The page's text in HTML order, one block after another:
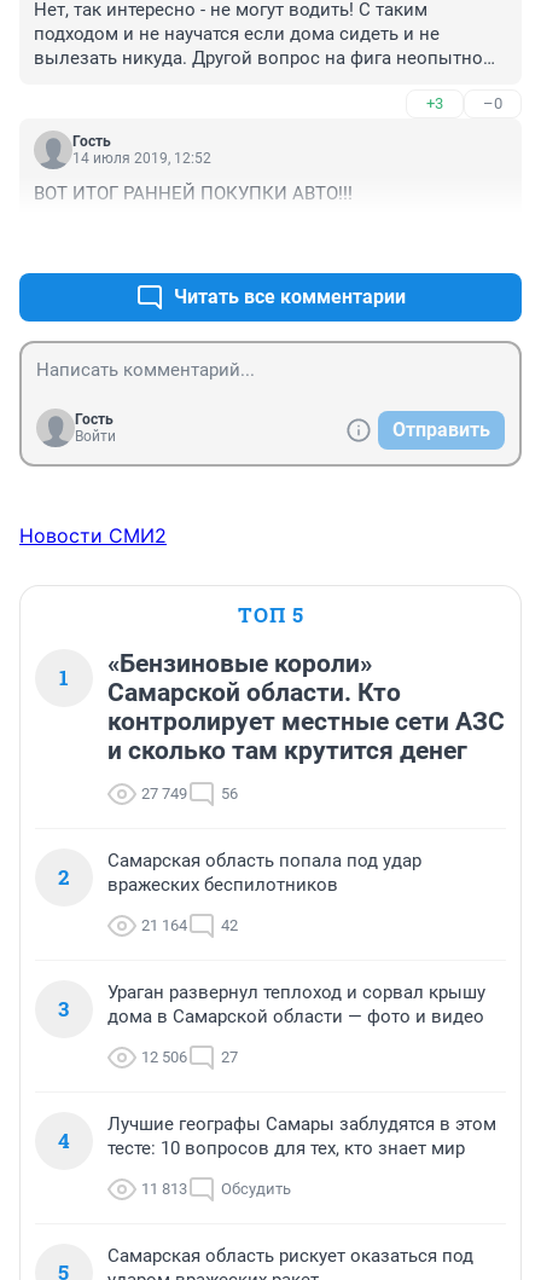
Нет, так интересно - не могут водить! С таким
подходом и не научатся если дома сидеть и не
вылезать никуда. Другой вопрос на фига неопытному
+3 –0
Гость
14 июля 2019, 12:52
ВОТ ИТОГ РАННЕЙ ПОКУПКИ АВТО!!!
Читать все комментарии
Гость
Войти
Отправить
Новости СМИ2
ТОП 5
1
«Бензиновые короли»
Самарской области. Кто
контролирует местные сети АЗС
и сколько там крутится денег
27 749 56
2
Самарская область попала под удар
вражеских беспилотников
21 164 42
3
Ураган развернул теплоход и сорвал крышу
дома в Самарской области — фото и видео
12 506 27
4
Лучшие географы Самары заблудятся в этом
тесте: 10 вопросов для тех, кто знает мир
11 813 Обсудить
5
Самарская область рискует оказаться под